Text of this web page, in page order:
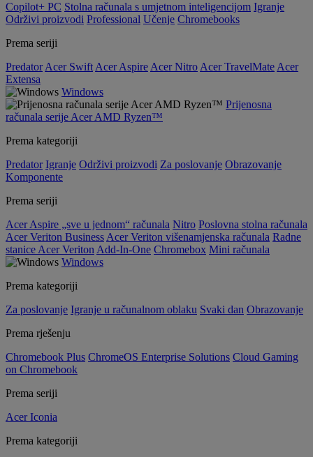
Copilot+ PC Stolna računala s umjetnom inteligencijom Igranje
Održivi proizvodi Professional Učenje Chromebooks
Prema seriji
Predator Acer Swift Acer Aspire Acer Nitro Acer TravelMate Acer
Extensa
Windows
Prijenosna
računala serije Acer AMD Ryzen™
Prema kategoriji
Predator Igranje Održivi proizvodi Za poslovanje Obrazovanje
Komponente
Prema seriji
Acer Aspire „sve u jednom“ računala Nitro Poslovna stolna računala
Acer Veriton Business Acer Veriton višenamjenska računala Radne
stanice Acer Veriton Add-In-One Chromebox Mini računala
Windows
Prema kategoriji
Za poslovanje Igranje u računalnom oblaku Svaki dan Obrazovanje
Prema rješenju
Chromebook Plus ChromeOS Enterprise Solutions Cloud Gaming
on Chromebook
Prema seriji
Acer Iconia
Prema kategoriji